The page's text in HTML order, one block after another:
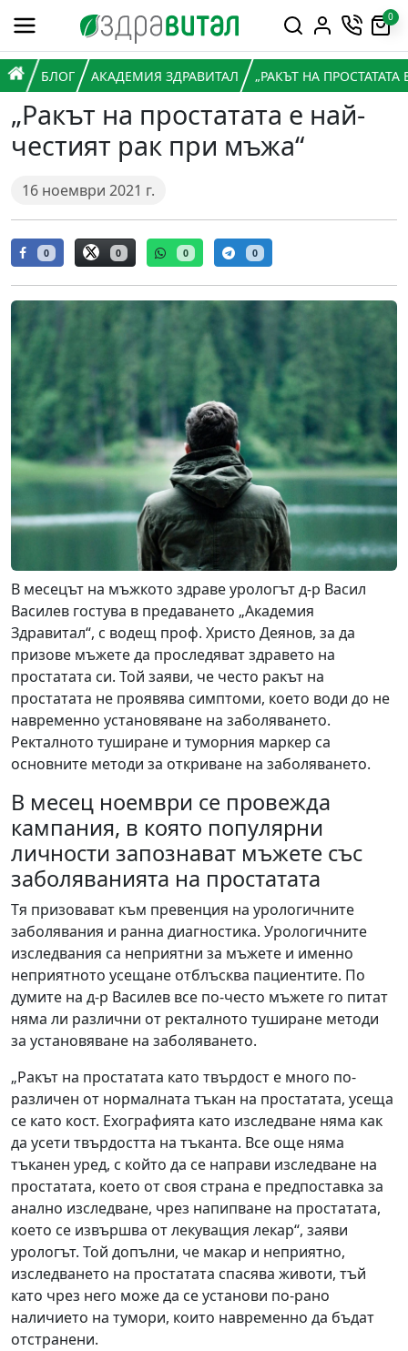
Премини към съдържанието
Горна навигация
0
Главна навигация
НАЧАЛО
БЛОГ АКАДЕМИЯ ЗДРАВИТАЛ „РАКЪТ НА
„Ракът на простатата е най-
честият рак при мъжа“
16 ноември 2021 г.
0 0 0 0
В месецът на мъжкото здраве урологът д-р Васил
Василев гостува в предаването „Академия
Здравитал“, с водещ проф. Христо Деянов, за да
призове мъжете да проследяват здравето на
простатата си. Той заяви, че често ракът на
простатата не проявява симптоми, което води до не
навременно установяване на заболяването.
Ректалното туширане и туморния маркер са
основните методи за откриване на заболяването.
В месец ноември се провежда
кампания, в която популярни
личности запознават мъжете със
заболяванията на простатата
Тя призовават към превенция на урологичните
заболявания и ранна диагностика. Урологичните
изследвания са неприятни за мъжете и именно
неприятното усещане отблъсква пациентите. По
думите на д-р Василев все по-често мъжете го питат
няма ли различни от ректалното туширане методи
за установяване на заболяването.
„Ракът на простатата като твърдост е много по-
различен от нормалната тъкан на простатата, усеща
се като кост. Ехографията като изследване няма как
да усети твърдостта на тъканта. Все още няма
тъканен уред, с който да се направи изследване на
простатата, което от своя страна е предпоставка за
анално изследване, чрез напипване на простатата,
което се извършва от лекуващия лекар“, заяви
урологът. Той допълни, че макар и неприятно,
изследването на простатата спасява животи, тъй
като чрез него може да се установи по-рано
наличието на тумори, които навременно да бъдат
отстранени.